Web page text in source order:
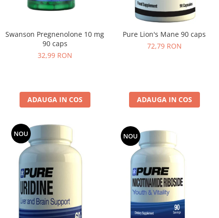
Swanson Pregnenolone 10 mg
90 caps
32,99 RON
ADAUGA IN COS
Pure Lion's Mane 90 caps
72,79 RON
ADAUGA IN COS
NOU NOU